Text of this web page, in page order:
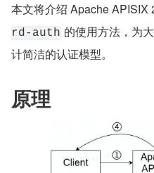
本文将介绍 Apache APISIX
rd-auth 的使用方法，为
计简洁的认证模型。
原理